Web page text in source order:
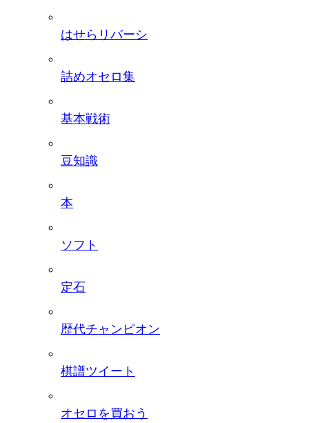
はせらリバーシ
詰めオセロ集
基本戦術
豆知識
本
ソフト
定石
歴代チャンピオン
棋譜ツイート
オセロを買おう